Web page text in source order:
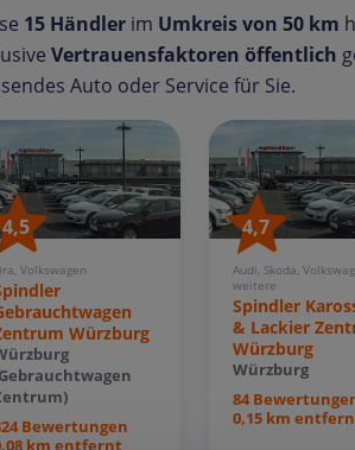
15 Händler im Umkreis von 50 km
Vertrauensfaktoren öffentlich
Auto oder Service für Sie.
4,5
Volkswagen
Würzburg
Bewertungen
km entfernt
4,7
Audi, Skoda,
weitere
Spindler
& Lackier
Würzburg
Würzburg
84
0,15 km